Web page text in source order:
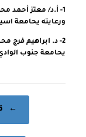
1- أ.د/ معتز أحمد
ورعايته يحامعة
2- د. ابراهيم فرج
يحامعة جنوب
←